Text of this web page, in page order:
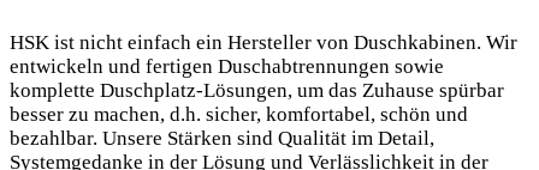
HSK ist nicht einfach ein Hersteller von Duschkabinen. Wir
entwickeln und fertigen Duschabtrennungen sowie
komplette Duschplatz-Lösungen, um das Zuhause spürbar
besser zu machen, d.h. sicher, komfortabel, schön und
bezahlbar. Unsere Stärken sind Qualität im Detail,
Systemgedanke in der Lösung und Verlässlichkeit in der